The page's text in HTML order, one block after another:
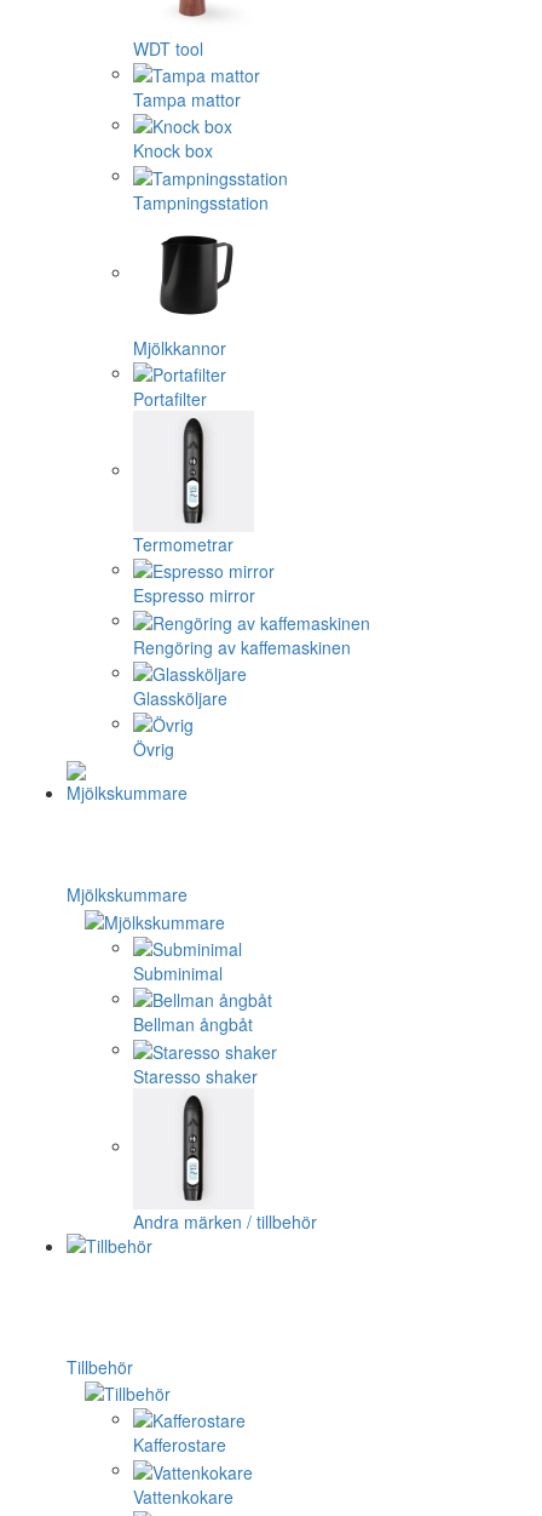
WDT tool
Tampa mattor
Knock box
Tampningsstation
Mjölkkannor
Portafilter
Termometrar
Espresso mirror
Rengöring av kaffemaskinen
Glassköljare
Övrig
Mjölkskummare
Subminimal
Bellman ångbåt
Staresso shaker
Andra märken / tillbehör
Tillbehör
Kafferostare
Vattenkokare